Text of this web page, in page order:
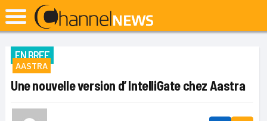
EN BREF
AASTRA
Une nouvelle version d’ IntelliGate chez Aastra